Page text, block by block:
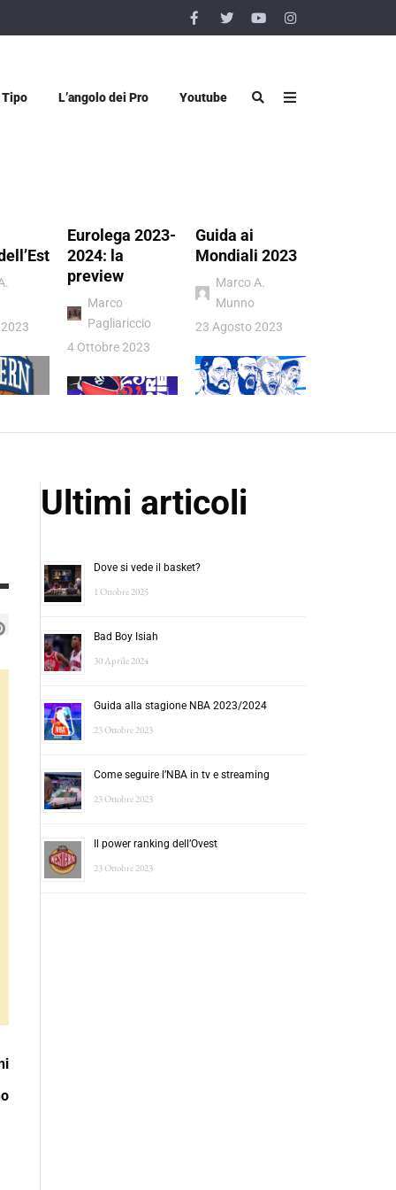
L’angolo dei Pro Youtube
Eurolega 2023-
2024: la
preview
Marco
Pagliariccio
4 Ottobre 2023
Guida ai
Mondiali 2023
Marco A.
Munno
23 Agosto 2023
Ultimi articoli
Dove si vede il basket?
1 Ottobre 2025
Bad Boy Isiah
30 Aprile 2024
Guida alla stagione NBA 2023/2024
23 Ottobre 2023
Come seguire l’NBA in tv e streaming
23 Ottobre 2023
Il power ranking dell’Ovest
23 Ottobre 2023